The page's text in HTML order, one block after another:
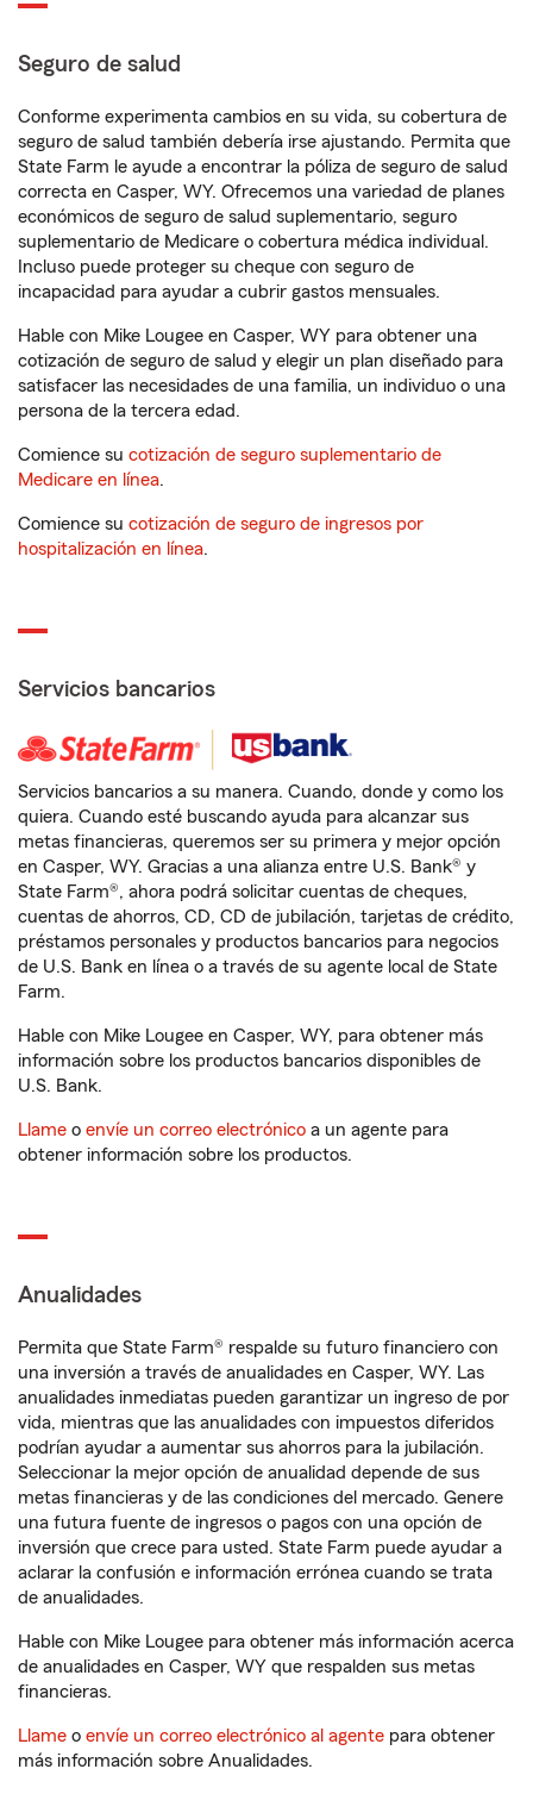
Seguro de salud
Conforme experimenta cambios en su vida, su cobertura de
seguro de salud también debería irse ajustando. Permita que
State Farm le ayude a encontrar la póliza de seguro de salud
correcta en Casper, WY. Ofrecemos una variedad de planes
económicos de seguro de salud suplementario, seguro
suplementario de Medicare o cobertura médica individual.
Incluso puede proteger su cheque con seguro de
incapacidad para ayudar a cubrir gastos mensuales.
Hable con Mike Lougee en Casper, WY para obtener una
cotización de seguro de salud y elegir un plan diseñado para
satisfacer las necesidades de una familia, un individuo o una
persona de la tercera edad.
Comience su cotización de seguro suplementario de
Medicare en línea.
Comience su cotización de seguro de ingresos por
hospitalización en línea.
Servicios bancarios
Servicios bancarios a su manera. Cuando, donde y como los
quiera. Cuando esté buscando ayuda para alcanzar sus
metas financieras, queremos ser su primera y mejor opción
en Casper, WY. Gracias a una alianza entre U.S. Bank® y
State Farm®, ahora podrá solicitar cuentas de cheques,
cuentas de ahorros, CD, CD de jubilación, tarjetas de crédito,
préstamos personales y productos bancarios para negocios
de U.S. Bank en línea o a través de su agente local de State
Farm.
Hable con Mike Lougee en Casper, WY, para obtener más
información sobre los productos bancarios disponibles de
U.S. Bank.
Llame o envíe un correo electrónico a un agente para
obtener información sobre los productos.
Anualidades
Permita que State Farm® respalde su futuro financiero con
una inversión a través de anualidades en Casper, WY. Las
anualidades inmediatas pueden garantizar un ingreso de por
vida, mientras que las anualidades con impuestos diferidos
podrían ayudar a aumentar sus ahorros para la jubilación.
Seleccionar la mejor opción de anualidad depende de sus
metas financieras y de las condiciones del mercado. Genere
una futura fuente de ingresos o pagos con una opción de
inversión que crece para usted. State Farm puede ayudar a
aclarar la confusión e información errónea cuando se trata
de anualidades.
Hable con Mike Lougee para obtener más información acerca
de anualidades en Casper, WY que respalden sus metas
financieras.
Llame o envíe un correo electrónico al agente para obtener
más información sobre Anualidades.